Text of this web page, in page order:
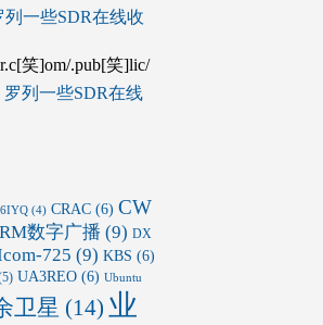
列一些SDR在线收
笑]om/.pub[笑]lic/
罗列一些SDR在线
(4) CRAC(6) CW
数字广播 (9) DX
725 (9) KBS (6)
UA3REO(6) Ubuntu
卫星 (14) 业